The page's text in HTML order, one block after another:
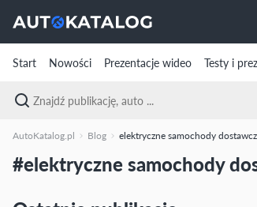
Start Nowości Prezentacje wideo Testy i
AutoKatalog.pl Blog elektryczne samochody
#elektryczne samochody